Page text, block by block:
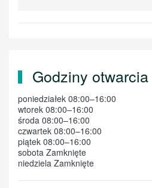
Godziny otwarcia
poniedziałek 08:00–16:00
wtorek 08:00–16:00
środa 08:00–16:00
czwartek 08:00–16:00
piątek 08:00–16:00
sobota Zamknięte
niedziela Zamknięte